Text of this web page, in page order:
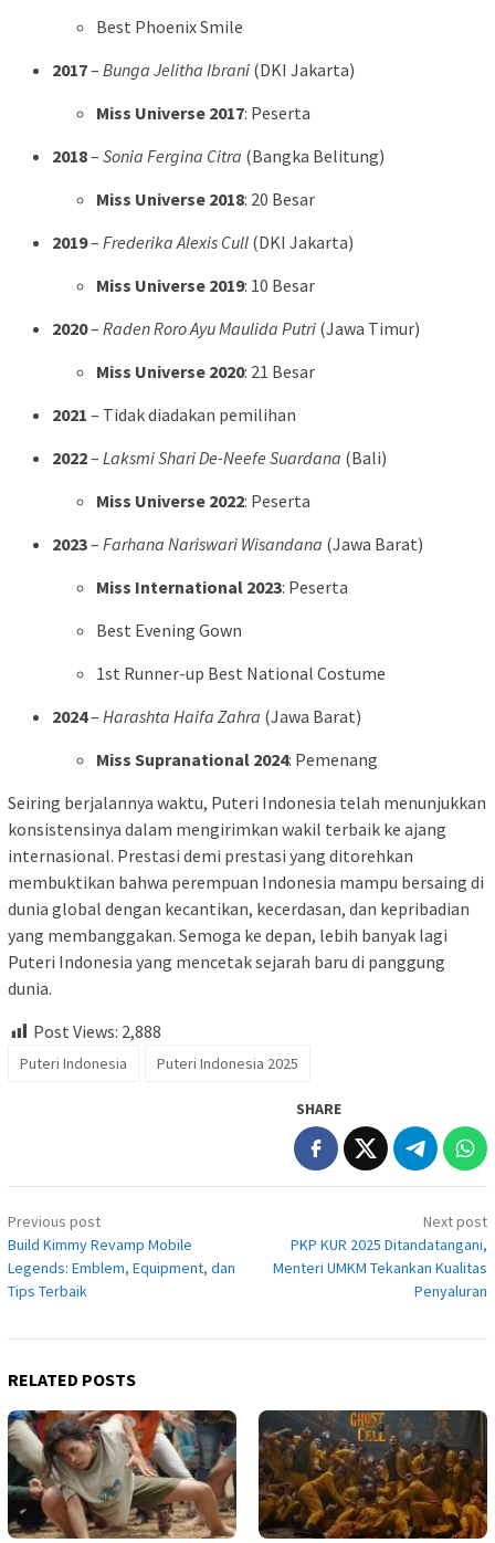
Best Phoenix Smile
2017– Bunga Jelitha Ibrani (DKI Jakarta)
Miss Universe 2017: Peserta
2018– Sonia Fergina Citra (Bangka Belitung)
Miss Universe 2018: 20 Besar
2019– Frederika Alexis Cull (DKI Jakarta)
Miss Universe 2019: 10 Besar
2020– Raden Roro Ayu Maulida Putri (Jawa Timur)
Miss Universe 2020: 21 Besar
2021 – Tidak diadakan pemilihan
2022– Laksmi Shari De-Neefe Suardana (Bali)
Miss Universe 2022: Peserta
2023– Farhana Nariswari Wisandana (Jawa Barat)
Miss International 2023: Peserta
Best Evening Gown
1st Runner-up Best National Costume
2024– Harashta Haifa Zahra (Jawa Barat)
Miss Supranational 2024: Pemenang
Seiring berjalannya waktu, Puteri Indonesia telah menunjukkan
konsistensinya dalam mengirimkan wakil terbaik ke ajang
internasional. Prestasi demi prestasi yang ditorehkan
membuktikan bahwa perempuan Indonesia mampu bersaing di
dunia global dengan kecantikan, kecerdasan, dan kepribadian
yang membanggakan. Semoga ke depan, lebih banyak lagi
Puteri Indonesia yang mencetak sejarah baru di panggung
dunia.
Post Views: 2,888
Puteri Indonesia Puteri Indonesia 2025
SHARE
Post
navigation
Previous post
Build Kimmy Revamp Mobile
Legends: Emblem, Equipment, dan
Tips Terbaik
Next post
PKP KUR 2025 Ditandatangani,
Menteri UMKM Tekankan Kualitas
Penyaluran
RELATED POSTS